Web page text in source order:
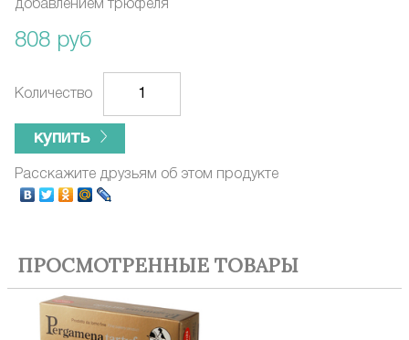
добавлением трюфеля
808 руб
Количество
купить
Расскажите друзьям об этом продукте
ПРОСМОТРЕННЫЕ ТОВАРЫ